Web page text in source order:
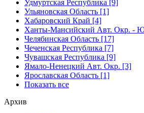
Удмуртская Республика [9]
Ульяновская Область [1]
Хабаровский Край [4]
Ханты-Мансийский Авт. Окр. -
Челябинская Область [17]
Чеченская Республика [7]
Чувашская Республика [9]
Ямало-Ненецкий Авт. Окр. [3]
Ярославская Область [1]
Показать все
Архив